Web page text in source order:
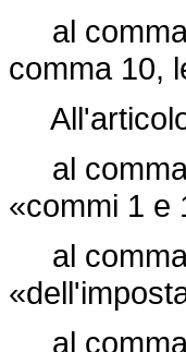
al comma
comma 10,
al comma
«commi 1 e
al comma
al comma